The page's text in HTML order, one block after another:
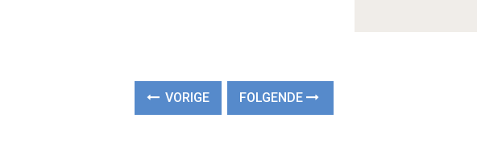
VORIGE FOLGENDE